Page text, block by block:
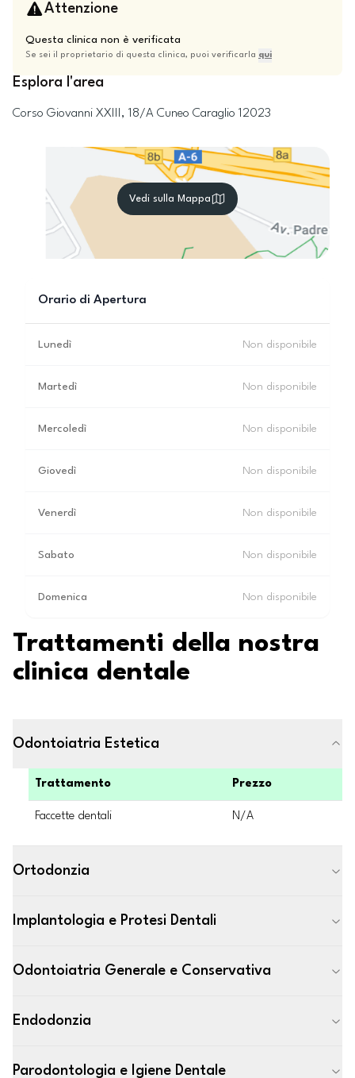
Attenzione
Questa clinica non è verificata
Se sei il proprietario di questa clinica, puoi verificarla qui
Esplora l'area
Corso Giovanni XXIII, 18/A Cuneo Caraglio 12023
Vedi sulla Mappa
Orario di Apertura
Lunedì Non disponibile
Martedì Non disponibile
Mercoledì Non disponibile
Giovedì Non disponibile
Venerdì Non disponibile
Sabato Non disponibile
Domenica Non disponibile
Trattamenti della nostra
clinica dentale
Odontoiatria Estetica
Trattamento Prezzo
Faccette dentali N/A
Ortodonzia
Implantologia e Protesi Dentali
Odontoiatria Generale e Conservativa
Endodonzia
Parodontologia e Igiene Dentale